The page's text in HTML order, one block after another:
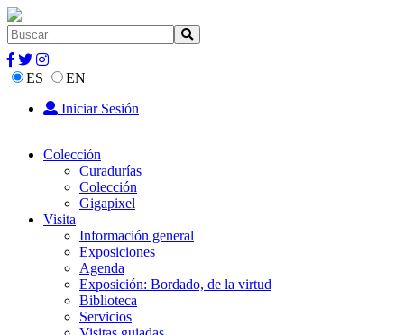
ES
EN
Iniciar Sesión
Colección
Curadurías
Colección
Gigapixel
Visita
Información general
Exposiciones
Agenda
Exposición: Bordado, de la virtud
Biblioteca
Servicios